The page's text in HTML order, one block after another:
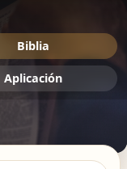
Biblia
Aplicación